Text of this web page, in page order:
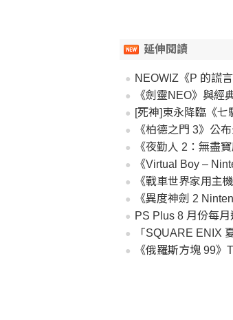
延伸閱讀
NEOWIZ《P 的謊言
《劍靈NEO》與經
[死神]東永降臨《
《柏德之門 3》公
《夜勤人 2：無盡
《Virtual Boy –
《戰車世界家用主
《異度神劍 2
PS Plus 8 月份每
「SQUARE ENIX
《俄羅斯方塊 99